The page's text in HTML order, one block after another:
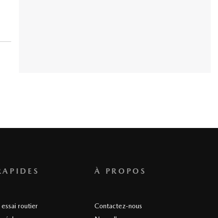
essai routier
À PROPOS
Contactez-nous